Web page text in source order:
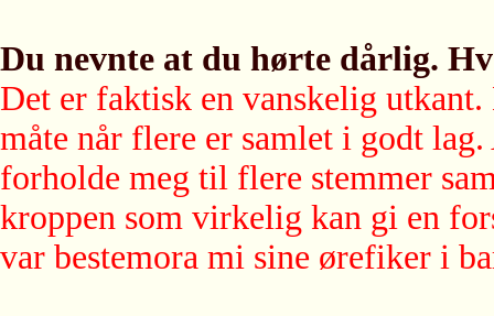
Du nevnte at du hørte dårlig.
Det er faktisk en vanskelig
måte når flere er samlet i godt
forholde meg til flere stemmer
kroppen som virkelig kan gi en
var bestemora mi sine ørefiker i